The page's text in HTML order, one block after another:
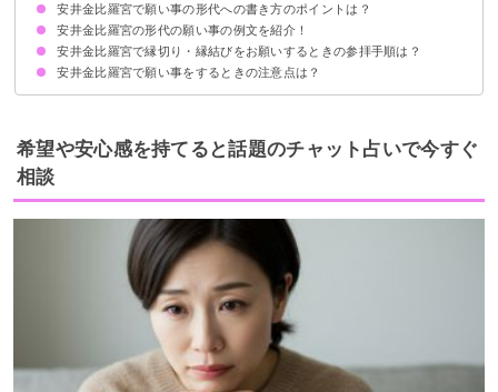
安井金比羅宮で願い事の形代への書き方のポイントは？
決まった書き方はない
複数の願い事を書いてもOK
願い事は内容を詳細に・丁寧に書く
個人情報は記載しない
表面に挨拶・裏面に詳細を書くのがおすすめ
安井金比羅宮の形代の願い事の例文を紹介！
縁切りをお願いしたいとき
縁結びをお願いしたいとき
安井金比羅宮で縁切り・縁結びをお願いするときの参拝手順は？
①御本殿に参拝する
②形代に願い事を書く
③形代を持って願いを念じながら碑を表から裏にくぐる
④同じく形代を持って裏から表にくぐる
⑤碑に形代を貼る
安井金比羅宮で願い事をするときの注意点は？
他人の不幸は願わない
昼までに参拝を済ませる
中途半端・冷やかしでは行かない
1人で行くか縁を切りたい相手と行く
希望や安心感を持てると話題のチャット占いで今すぐ
相談